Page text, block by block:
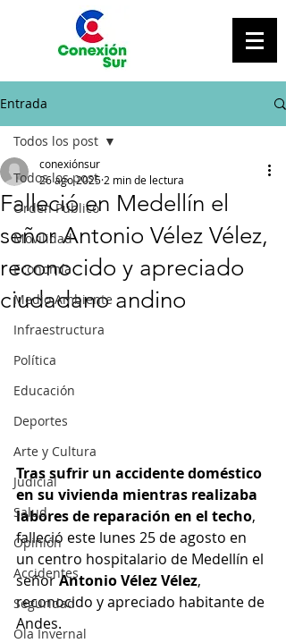
Entrada
Todos los post
Orden Público
Movilidad
Economía
Medio Ambiente
Infraestructura
Política
Educación
Deportes
Arte y Cultura
Judicial
Salud
Opinión
Accidentes
Seguridad
Ola Invernal
Todos los post
Falleció en Medellín el
señor Antonio Vélez Vélez,
reconocido y apreciado
ciudadano andino
conexiónsur
26 ago 2025 2 min de lectura
Tras sufrir un accidente doméstico
en su vivienda mientras realizaba
labores de reparación en el techo,
falleció este lunes 25 de agosto en
un centro hospitalario de Medellín el
señor Antonio Vélez Vélez,
reconocido y apreciado habitante de
Andes.